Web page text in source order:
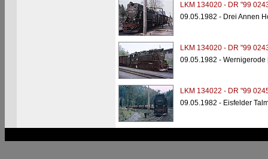
LKM 134020 - DR "99
09.05.1982 - Drei Annen
LKM 134020 - DR "99
09.05.1982 - Wernigerode
LKM 134022 - DR "99
09.05.1982 - Eisfelder